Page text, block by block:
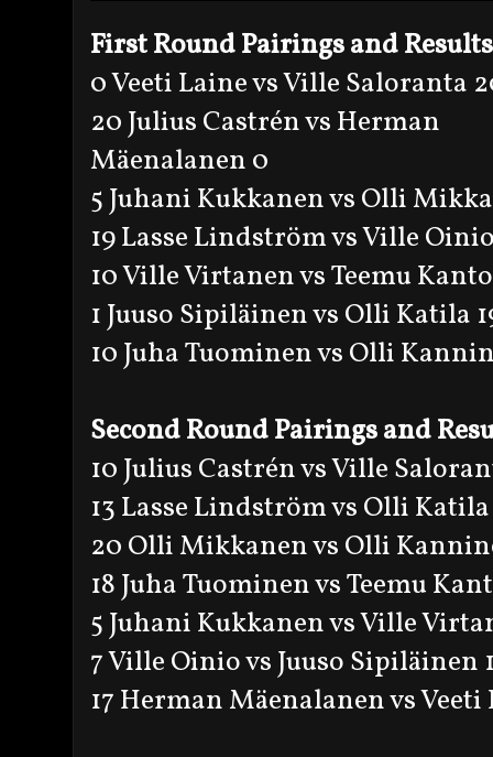
First Round Pairings and Results
0 Veeti Laine vs Ville Saloranta
20 Julius Castrén vs Herman
Mäenalanen 0
5 Juhani Kukkanen vs Olli
19 Lasse Lindström vs Ville
10 Ville Virtanen vs Teemu
1 Juuso Sipiläinen vs Olli Katila
10 Juha Tuominen vs Olli
Second Round Pairings and
10 Julius Castrén vs Ville
13 Lasse Lindström vs Olli Katila
20 Olli Mikkanen vs Olli
18 Juha Tuominen vs Teemu
5 Juhani Kukkanen vs Ville
7 Ville Oinio vs Juuso Sipiläinen
17 Herman Mäenalanen vs Veeti